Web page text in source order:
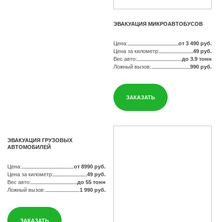
ЭВАКУАЦИЯ МИКРОАВТОБУСОВ
Цена:
от 3 490 руб.
Цена за километр:
49 руб.
Вес авто:
до 3.9 тонн
Ложный вызов:
990 руб.
ЗАКАЗАТЬ
ЭВАКУАЦИЯ ГРУЗОВЫХ
АВТОМОБИЛЕЙ
Цена:
от 8990 руб.
Цена за километр:
49 руб.
Вес авто:
до 55 тонн
Ложный вызов:
1 990 руб.
ЗАКАЗАТЬ